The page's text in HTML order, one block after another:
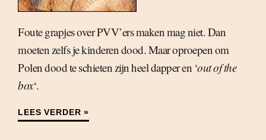
Foute grapjes over PVV’ers maken mag niet. Dan
moeten zelfs je kinderen dood. Maar oproepen om
Polen dood te schieten zijn heel dapper en ‘out of the
box‘.
LEES VERDER »